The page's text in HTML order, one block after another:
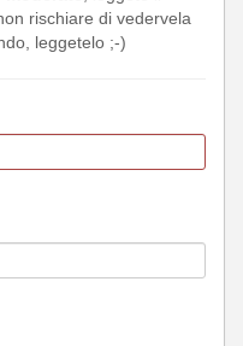
rischiare di vedervela
leggetelo ;-)